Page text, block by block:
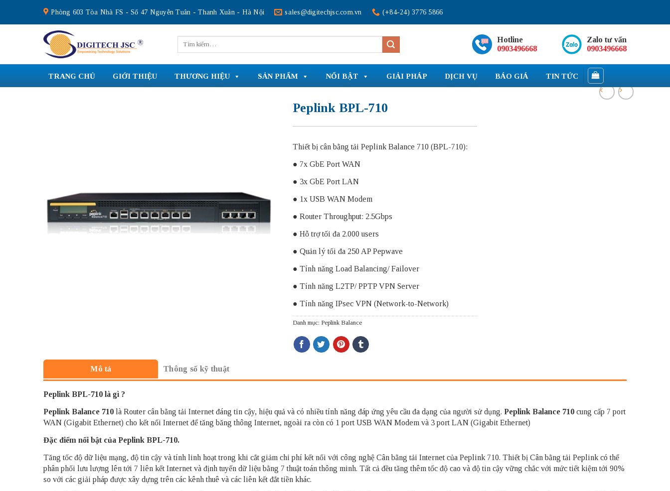
content
Phòng 603 Tòa Nhà FS - Số 47 Nguyễn Tuân - Thanh Xuân - Hà Nội sales@digitechjsc.com.vn (+84-24) 3776 5866
kiếm:
Hotline
0903496668
Zalo tư vấn
0903496668
TRANG CHỦ GIỚI THIỆU THƯƠNG HIỆU SẢN PHẨM NỔI BẬT GIẢI PHÁP DỊCH VỤ BÁO GIÁ TIN TỨC
Peplink BPL-710
Thiết bị cân bằng tải Peplink Balance 710 (BPL-710):
● 7x GbE Port WAN
● 3x GbE Port LAN
● 1x USB WAN Modem
● Router Throughput: 2.5Gbps
● Hỗ trợ tối đa 2.000 users
● Quản lý tối đa 250 AP Pepwave
● Tính năng Load Balancing/ Failover
● Tính năng L2TP/ PPTP VPN Server
● Tính năng IPsec VPN (Network-to-Network)
Danh mục: Peplink Balance
Mô tả Thông số kỹ thuật
Peplink BPL-710 là gì ?
Peplink Balance 710 là Router cân bằng tải Internet đáng tin cậy, hiệu quả và có nhiều tính năng đáp ứng yêu cầu đa dạng của người sử dụng. Peplink Balance 710 cung cấp 7 port
WAN (Gigabit Ethernet) cho kết nối Internet để tăng băng thông Internet, ngoài ra còn có 1 port USB WAN Modem và 3 port LAN (Gigabit Ethernet)
Đặc điểm nổi bật của Peplink BPL-710.
Tăng tốc độ dữ liệu mạng, độ tin cậy và tính linh hoạt trong khi cắt giảm chi phí kết nối với công nghệ Cân bằng tải Internet của Peplink 710. Thiết bị Cân bằng tải Peplink có thể
phân phối lưu lượng lên tới 7 liên kết Internet và định tuyến dữ liệu bằng 7 thuật toán thông minh. Tất cả đều tăng thêm tốc độ cao và độ tin cậy vững chắc với mức tiết kiệm tới 90%
so với các giải pháp được xây dựng trên các kênh thuê và các liên kết đắt tiền khác.